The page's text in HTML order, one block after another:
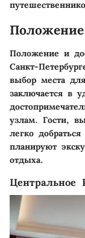
Положение и
Санкт-
выбор места
заключается в
узлам. Гости,
легко
планируют
отдыха.
Центральное